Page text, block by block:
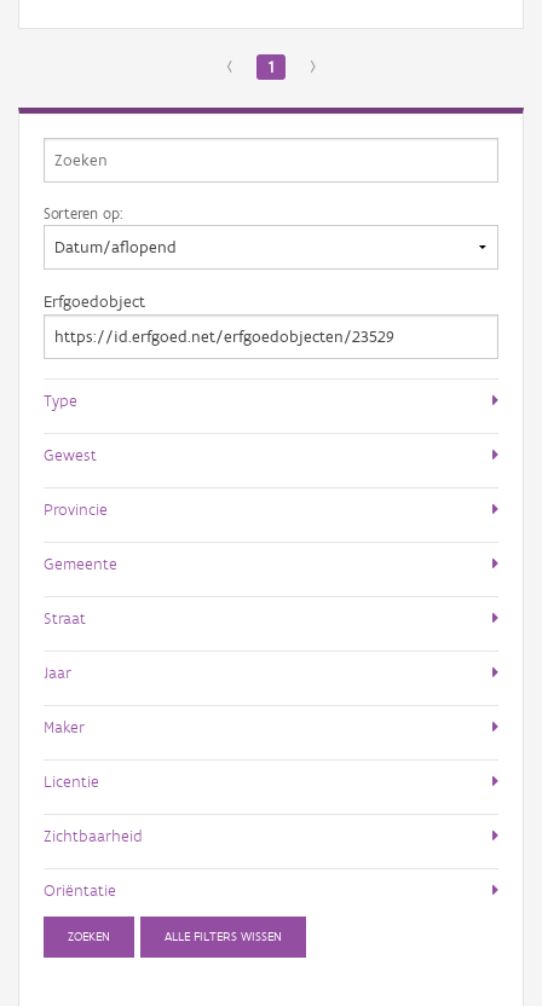
‹ 1 ›
Sorteren op:
Erfgoedobject
Type
Gewest
Provincie
Gemeente
Straat
Jaar
Maker
Licentie
Zichtbaarheid
Oriëntatie
ZOEKEN ALLE FILTERS WISSEN